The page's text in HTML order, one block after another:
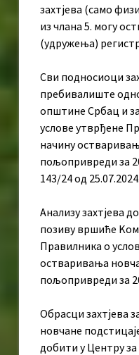
захтјева (само
из члана 5. могу
(удружења)
Сви подносиоци
пребивалиште
општине Србац и
услове утврђене
начину
пољопривреди за
143/24 од
Анализу захтјева
позиву вршиће
Правилника о
остваривања
пољопривреди за
Обрасци захтјева
новчане
добити у Центру